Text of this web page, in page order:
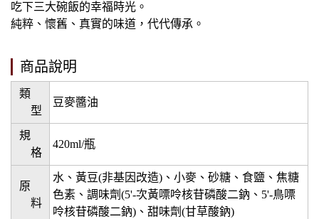
吃下三大碗飯的幸福時光。
純粹、懷舊、真實的味道，代代傳承。
商品說明
類
型
豆麥醬油
規
格
420ml/瓶
原
料
水、黃豆(非基因改造)、小麥、砂糖、食鹽、焦糖
色素、調味劑(5'-次黃嘌呤核苷磷酸二鈉、5'-鳥嘌
呤核苷磷酸二鈉)、甜味劑(甘草酸鈉)